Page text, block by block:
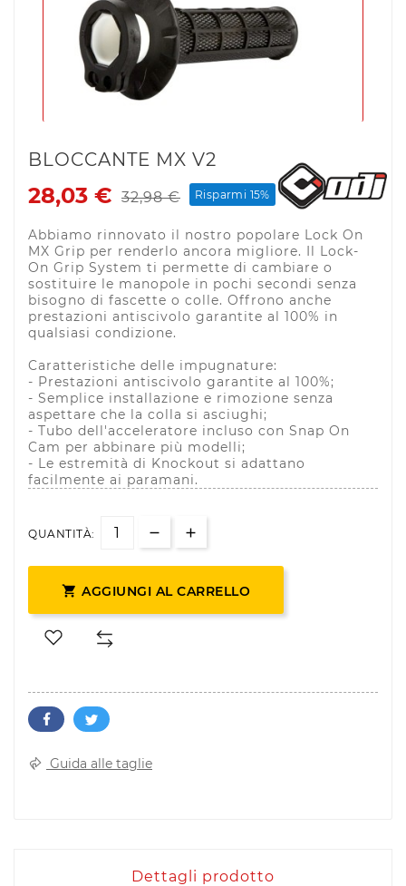
BLOCCANTE MX V2
28,03 € 32,98 € Risparmi 15%
Abbiamo rinnovato il nostro popolare Lock On
MX Grip per renderlo ancora migliore. Il Lock-
On Grip System ti permette di cambiare o
sostituire le manopole in pochi secondi senza
bisogno di fascette o colle. Offrono anche
prestazioni antiscivolo garantite al 100% in
qualsiasi condizione.
Caratteristiche delle impugnature:
- Prestazioni antiscivolo garantite al 100%;
- Semplice installazione e rimozione senza
aspettare che la colla si asciughi;
- Tubo dell'acceleratore incluso con Snap On
Cam per abbinare più modelli;
- Le estremità di Knockout si adattano
facilmente ai paramani.
QUANTITÀ:
 AGGIUNGI AL CARRELLO
Guida alle taglie
Dettagli prodotto